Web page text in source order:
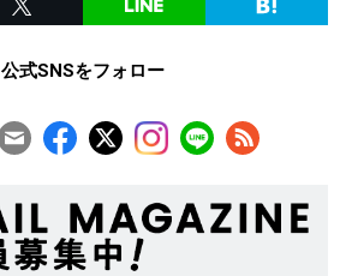
公式SNSをフォロー